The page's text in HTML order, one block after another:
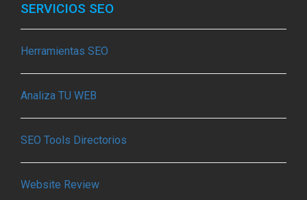
SERVICIOS SEO
Herramientas SEO
Analiza TU WEB
SEO Tools Directorios
Website Review